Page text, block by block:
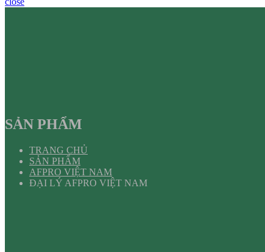
SẢN PHẨM
TRANG CHỦ
SẢN PHẨM
AFPRO VIỆT NAM
ĐẠI LÝ AFPRO VIỆT NAM